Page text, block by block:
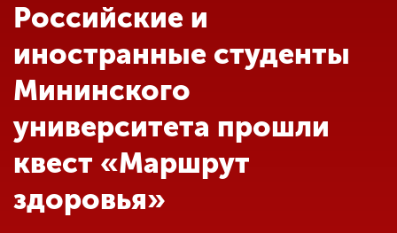
Абитуриенту
Обучение
Наука
Российские и
иностранные студенты
Мининского
университета прошли
квест «Маршрут
здоровья»